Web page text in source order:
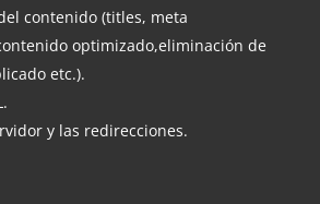
contenido (titles, meta
optimizado,eliminación de
etc.).
y las redirecciones.